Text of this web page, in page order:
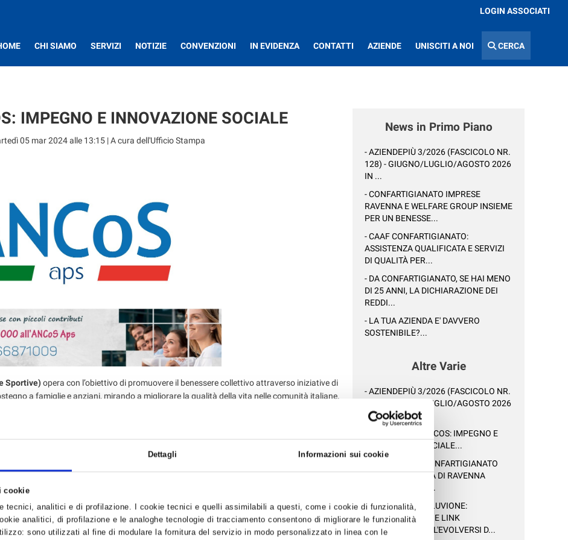
Dettagli Informazioni sui cookie
cookie
tecnici, analitici e di profilazione. I cookie tecnici e quelli assimilabili a questi, come i cookie di funzionalità,
analitici, di profilazione e le analoghe tecnologie di tracciamento consentono di migliorare le funzionalità
sono utilizzati al fine di modulare la fornitura del servizio in modo personalizzato in linea con le
LOGIN ASSOCIATI
CHI SIAMO SERVIZI NOTIZIE CONVENZIONI IN EVIDENZA CONTATTI AZIENDE UNISCITI A NOI CERCA
IMPEGNO E INNOVAZIONE SOCIALE
05 mar 2024 alle 13:15 | A cura dell'Ufficio Stampa
Sportive)opera con l’obiettivo di promuovere il benessere collettivo attraverso iniziative di
a famiglie e anziani, mirando a migliorare la qualità della vita nelle comunità italiane.
senza finalità di lucro, grazie alle attività portate avanti fin dalla sua nascita ha
nazionale con finalità assistenziali da parte del Ministero dell’Interno
innovative per rispondere alle esigenze sociali emergenti, incentivando anche la
tramite la devoluzione del 5×1000.
con il tuo 5×1000
si dedica a progetti che rafforzano il tessuto sociale e culturale attraverso iniziative
rilevante è il progetto
'Welfare generativo di comunità' , che mira a sostenere le
del 5×1000, ANCoS può continuare a sviluppare programmi vitali per la comunità.
News in Primo Piano
- AZIENDEPIÙ 3/2026 (FASCICOLO NR.
128) - GIUGNO/LUGLIO/AGOSTO 2026
IN ...
- CONFARTIGIANATO IMPRESE
RAVENNA E WELFARE GROUP INSIEME
PER UN BENESSE...
- CAAF CONFARTIGIANATO:
ASSISTENZA QUALIFICATA E SERVIZI
DI QUALITÀ PER...
- DA CONFARTIGIANATO, SE HAI MENO
DI 25 ANNI, LA DICHIARAZIONE DEI
REDDI...
- LA TUA AZIENDA E' DAVVERO
SOSTENIBILE?...
Altre Varie
- AZIENDEPIÙ 3/2026 (FASCICOLO NR.
128) - GIUGNO/LUGLIO/AGOSTO 2026
IN ...
- IL 5X1000 AD ANCOS: IMPEGNO E
INNOVAZIONE SOCIALE...
- LE NOTIZIE DI CONFARTIGIANATO
DELLA PROVINCIA DI RAVENNA
ANCHE SU WHAT...
- EMERGENZA ALLUVIONE:
AGGIORNAMENTI E LINK
INFORMATIVI SULL'EVOLVERSI D...